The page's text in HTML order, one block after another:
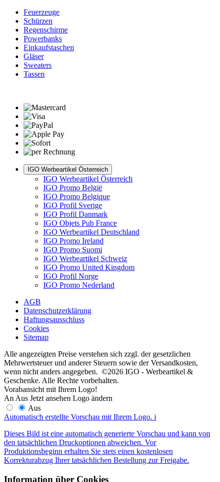
Feuerzeuge
Schürzen
Regenschirme
Powerbanks
Einkaufstaschen
Gläser
Sweaters
Tassen
IGO Werbeartikel Österreich
IGO Werbeartikel Österreich
IGO Promo België
IGO Promo Belgique
IGO Profil Sverige
IGO Profil Danmark
IGO Objets Pub France
IGO Werbeartikel Deutschland
IGO Promo Ireland
IGO Promo Suomi
IGO Werbeartikel Schweiz
IGO Promo United Kingdom
IGO Profil Norge
IGO Promo Nederland
AGB
Datenschutzerklärung
Haftungsausschluss
Cookies
Sitemap
Alle angezeigten Preise verstehen sich zzgl. der gesetzlichen
Mehrwertsteuer und anderer Steuern sowie der Versandkosten,
wenn nicht anders angegeben. ©2026 IGO - Werbeartikel &
Geschenke. Alle Rechte vorbehalten.
Vorabansicht mit Ihrem Logo!
An Aus Jetzt ansehen Logo ändern
Aus
Automatisch erstellte Vorschau mit Ihrem Logo. i
Dieses Bild ist eine automatisch generierte Vorschau und kann von
den tatsächlichen Druckoptionen abweichen. Vor
Produktionsbeginn erhalten Sie stets einen kostenlosen
Korrekturabzug Ihrer tatsächlichen Bestellung zur Freigabe.
Information über Cookies